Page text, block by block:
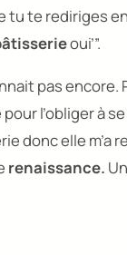
tu te rediriges
oui’”.
pas encore.
l’obliger à
donc elle m’a
renaissance.